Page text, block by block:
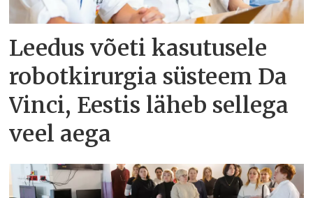
Leedus võeti kasutusele
robotkirurgia süsteem Da
Vinci, Eestis läheb sellega
veel aega